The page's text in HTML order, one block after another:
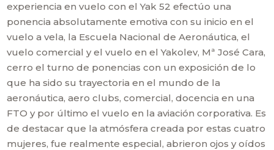
experiencia en vuelo con el Yak 52 efectúo una
ponencia absolutamente emotiva con su inicio en el
vuelo a vela, la Escuela Nacional de Aeronáutica, el
vuelo comercial y el vuelo en el Yakolev, Mª José Cara,
cerro el turno de ponencias con un exposición de lo
que ha sido su trayectoria en el mundo de la
aeronáutica, aero clubs, comercial, docencia en una
FTO y por último el vuelo en la aviación corporativa. Es
de destacar que la atmósfera creada por estas cuatro
mujeres, fue realmente especial, abrieron ojos y oídos